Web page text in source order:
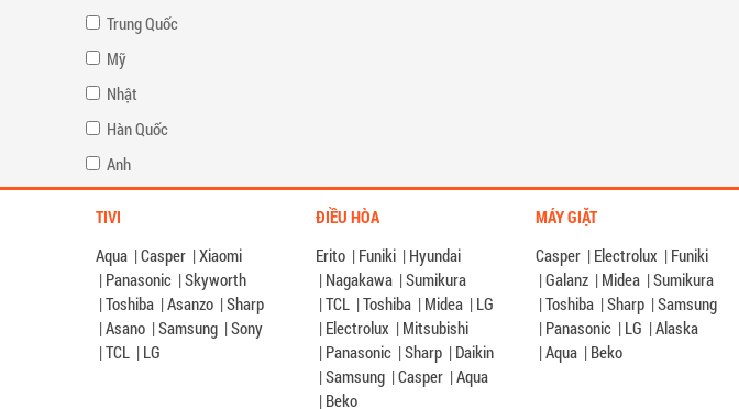
Trung Quốc
Mỹ
Nhật
Hàn Quốc
Anh
TIVI
Aqua |Casper |Xiaomi
| Panasonic |Skyworth
|Toshiba |Asanzo |Sharp
|Asano |Samsung |Sony
|TCL | LG
ĐIỀU HÒA
Erito | Funiki | Hyundai
| Nagakawa |Sumikura
|TCL |Toshiba | Midea | LG
| Electrolux | Mitsubishi
| Panasonic |Sharp | Daikin
|Samsung |Casper |Aqua
| Beko
MÁY GIẶT
Casper | Electrolux | Funiki
|Galanz | Midea |Sumikura
|Toshiba |Sharp |Samsung
| Panasonic | LG |Alaska
|Aqua | Beko